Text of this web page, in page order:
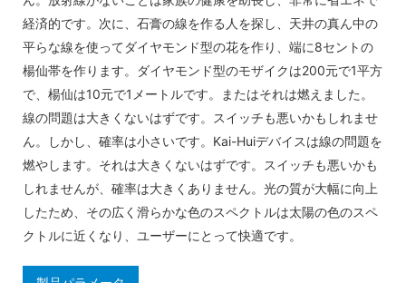
経済的です。次に、石膏の線を作る人を探し、天井の真ん中の
平らな線を使ってダイヤモンド型の花を作り、端に8セントの
楊仙帯を作ります。ダイヤモンド型のモザイクは200元で1平方
で、楊仙は10元で1メートルです。またはそれは燃えました。
線の問題は大きくないはずです。スイッチも悪いかもしれませ
ん。しかし、確率は小さいです。Kai-Huiデバイスは線の問題を
燃やします。それは大きくないはずです。スイッチも悪いかも
しれませんが、確率は大きくありません。光の質が大幅に向上
したため、その広く滑らかな色のスペクトルは太陽の色のスペ
クトルに近くなり、ユーザーにとって快適です。